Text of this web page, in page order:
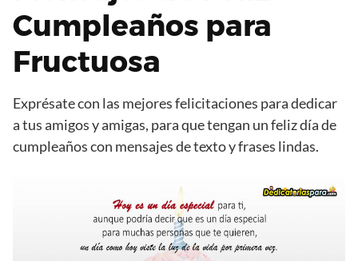
Cumpleaños para
Fructuosa
Exprésate con las mejores felicitaciones para dedicar
a tus amigos y amigas, para que tengan un feliz día de
cumpleaños con mensajes de texto y frases lindas.